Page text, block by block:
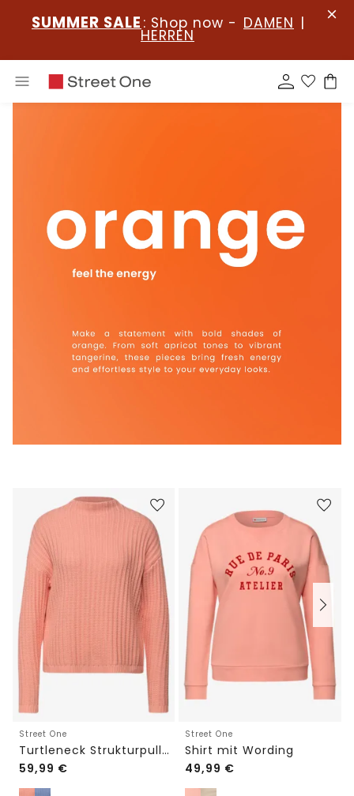
SUMMER SALE : Shop now - DAMEN |
HERREN
Street One
Turtleneck Strukturpullover
59,99 €
Street One
Shirt mit Wording
49,99 €